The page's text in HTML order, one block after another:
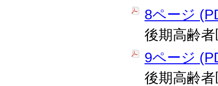
8ページ
後期高齢
9ページ
後期高齢